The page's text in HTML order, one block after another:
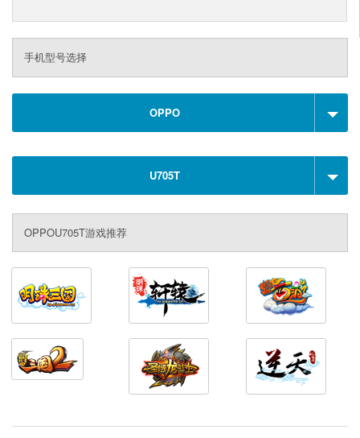
手机型号选择
OPPO
U705T
OPPOU705T游戏推荐